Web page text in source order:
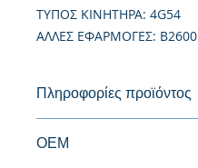
TΥΠΟΣ ΚΙΝΗΤΗΡΑ: 4G54
ΑΛΛΕΣ ΕΦΑΡΜΟΓΕΣ: B2600
Πληροφορίες προϊόντος
ΟΕΜ